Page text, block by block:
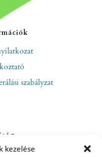
kezelése
szabályzat